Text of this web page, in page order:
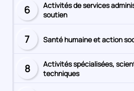
Secteur
numéro
6
Activités de services
soutien
Secteur
numéro
7 Santé humaine et action
Secteur
numéro
8
Activités spécialisées,
techniques